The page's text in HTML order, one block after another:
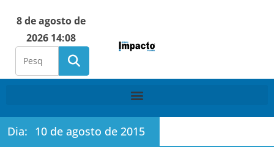
8 de agosto de
2026 14:08
Dia: 10 de agosto de 2015